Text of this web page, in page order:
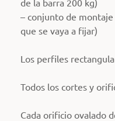
de la barra 200 kg)
– conjunto de
que se vaya a fijar)
Los perfiles
Todos los cortes y
Cada orificio ovalado